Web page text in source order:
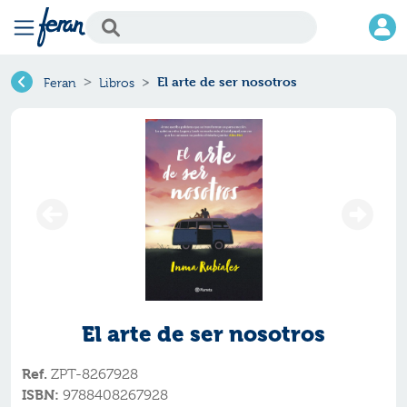
Feran Libros El arte de ser nosotros
El arte de ser nosotros
Ref. ZPT-8267928
ISBN: 9788408267928